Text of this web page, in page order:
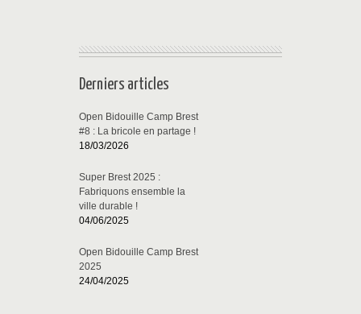
Derniers articles
Open Bidouille Camp Brest
#8 : La bricole en partage !
18/03/2026
Super Brest 2025 :
Fabriquons ensemble la
ville durable !
04/06/2025
Open Bidouille Camp Brest
2025
24/04/2025